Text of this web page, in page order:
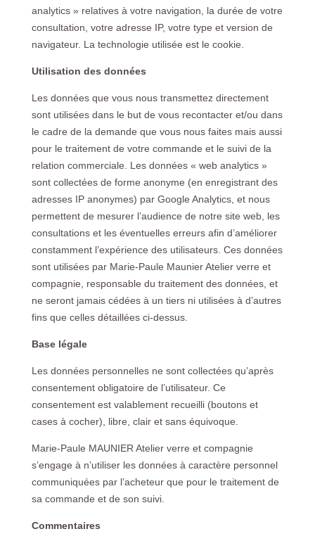
analytics » relatives à votre navigation, la durée de votre
consultation, votre adresse IP, votre type et version de
navigateur. La technologie utilisée est le cookie.
Utilisation des données
Les données que vous nous transmettez directement
sont utilisées dans le but de vous recontacter et/ou dans
le cadre de la demande que vous nous faites mais aussi
pour le traitement de votre commande et le suivi de la
relation commerciale. Les données « web analytics »
sont collectées de forme anonyme (en enregistrant des
adresses IP anonymes) par Google Analytics, et nous
permettent de mesurer l’audience de notre site web, les
consultations et les éventuelles erreurs afin d’améliorer
constamment l’expérience des utilisateurs. Ces données
sont utilisées par Marie-Paule Maunier Atelier verre et
compagnie, responsable du traitement des données, et
ne seront jamais cédées à un tiers ni utilisées à d’autres
fins que celles détaillées ci-dessus.
Base légale
Les données personnelles ne sont collectées qu’après
consentement obligatoire de l’utilisateur. Ce
consentement est valablement recueilli (boutons et
cases à cocher), libre, clair et sans équivoque.
Marie-Paule MAUNIER Atelier verre et compagnie
s’engage à n’utiliser les données à caractère personnel
communiquées par l’acheteur que pour le traitement de
sa commande et de son suivi.
Commentaires